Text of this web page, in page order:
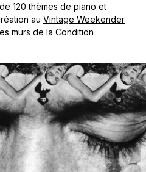
120 thèmes de piano et
au Vintage Weekender
murs de la Condition